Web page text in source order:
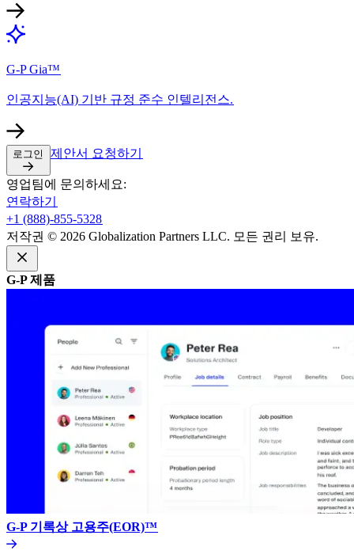
G-P Gia™​​
인공지능(AI) 기반 규정 준수 인텔리전스.​​
로그인​​ 제안서 요청하기​​
영업팀에 문의하세요:​​
연락하기​​
+1 (888)-855-5328​​
저작권 © 2026 Globalization Partners LLC. 모든 권리 보유.​​
G-P 제품​​
G-P 기록상 고용주(EOR)™​​